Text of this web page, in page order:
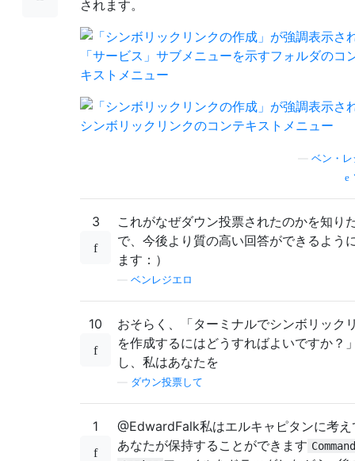
されます。
ベン・レ
3
これがなぜダウン投票されたのかを知り
で、今後より質の高い回答ができるよう
ます：）
ベンレジエロ
10
おそらく、「ターミナルでシンボリック
を作成するにはどうすればよいですか？
し、私はあなたを
ダウン投票して
1
@EdwardFalk私はエルキャピタンに考え
あなたが保持することができます Command